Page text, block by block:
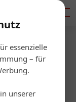
essenzielle
– für
unserer
das